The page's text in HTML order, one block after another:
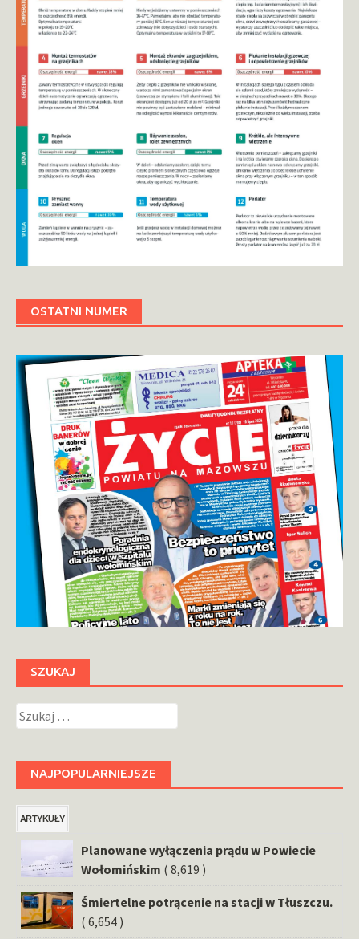
OSTATNI NUMER
SZUKAJ
Szukaj:
NAJPOPULARNIEJSZE
ARTYKUŁY
Planowane wyłączenia prądu w Powiecie
Wołomińskim ( 8,619 )
Śmiertelne potrącenie na stacji w Tłuszczu.
( 6,654 )